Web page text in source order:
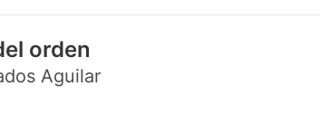
orden
Aguilar